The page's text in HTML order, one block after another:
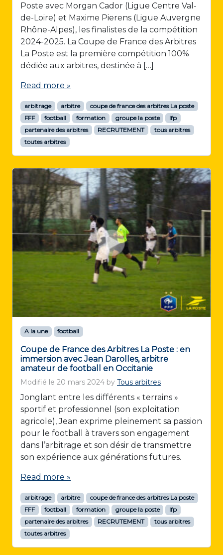
Poste avec Morgan Cador (Ligue Centre Val-
de-Loire) et Maxime Pierens (Ligue Auvergne
Rhône-Alpes), les finalistes de la compétition
2024-2025. La Coupe de France des Arbitres
La Poste est la première compétition 100%
dédiée aux arbitres, destinée à […]
Read more »
arbitrage arbitre
coupe de france des arbitres La poste
FFF
football formation groupe la poste
lfp
partenaire des arbitres
RECRUTEMENT
tous arbitres
toutes arbitres
A la une football
Coupe de France des Arbitres La Poste : en
immersion avec Jean Darolles, arbitre
amateur de football en Occitanie
Modifié le 20 mars 2024 by Tous arbitres
Jonglant entre les différents « terrains »
sportif et professionnel (son exploitation
agricole), Jean exprime pleinement sa passion
pour le football à travers son engagement
dans l’arbitrage et son désir de transmettre
son expérience aux générations futures.
Read more »
arbitrage arbitre
coupe de france des arbitres La poste
FFF
football formation groupe la poste
lfp
partenaire des arbitres
RECRUTEMENT
tous arbitres
toutes arbitres